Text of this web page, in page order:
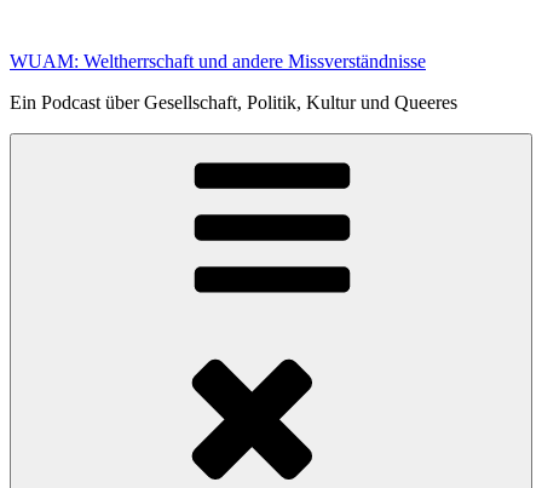
springen
WUAM: Weltherrschaft und andere Missverständnisse
Ein Podcast über Gesellschaft, Politik, Kultur und Queeres